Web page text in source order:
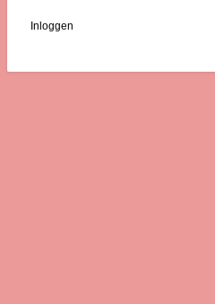
Inloggen